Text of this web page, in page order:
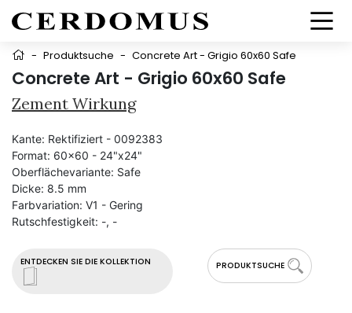
- Produktsuche - Concrete Art - Grigio 60x60 Safe
Concrete Art - Grigio 60x60 Safe
Zement Wirkung
ENTDECKEN SIE DIE KOLLEKTION PRODUKTSUCHE
Kante: Rektifiziert - 0092383
Format: 60x60 - 24"x24"
Oberflächevariante: Safe
Dicke: 8.5 mm
Farbvariation: V1 - Gering
Rutschfestigkeit: -, -